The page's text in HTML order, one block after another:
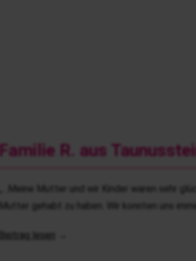
Familie R. aus
„…Meine Mutter und wir Kinder waren sehr
Mutter gehabt zu haben. Wir konnten uns
Beitrag lesen